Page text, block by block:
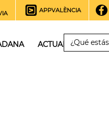
APPVALÈNCIA
ACTUALIDAD